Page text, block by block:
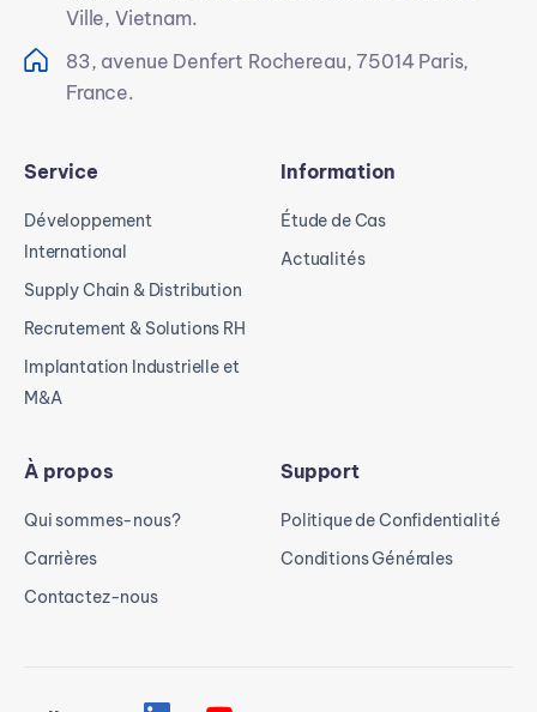
Ville, Vietnam.
83, avenue Denfert Rochereau, 75014 Paris,
France.
Service
Développement
International
Supply Chain & Distribution
Recrutement & Solutions RH
Implantation Industrielle et
M&A
Information
Étude de Cas
Actualités
À propos
Qui sommes-nous?
Carrières
Contactez-nous
Support
Politique de Confidentialité
Conditions Générales